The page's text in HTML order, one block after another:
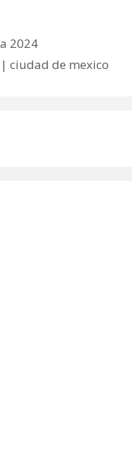
2024
ciudad de mexico